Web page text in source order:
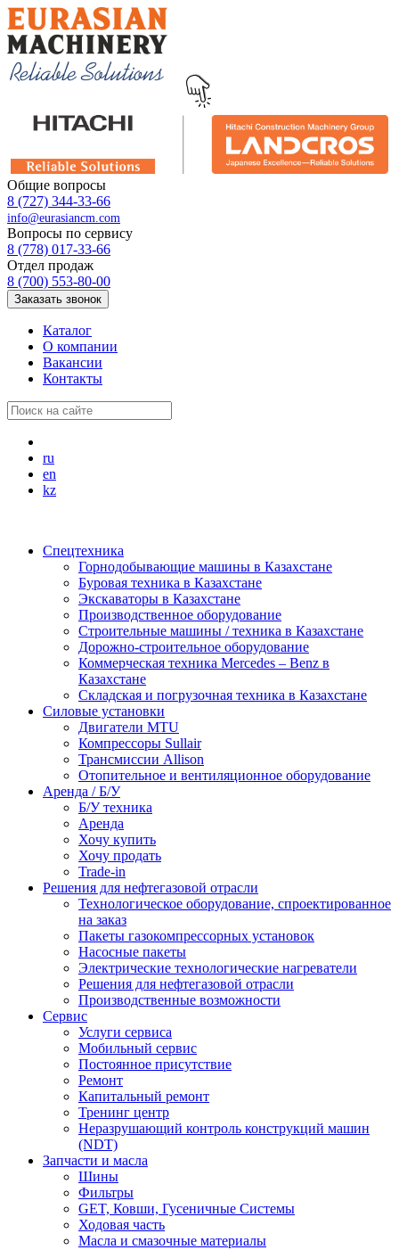
Общие вопросы
8 (727) 344-33-66
info@eurasiancm.com
Вопросы по сервису
8 (778) 017-33-66
Отдел продаж
8 (700) 553-80-00
Заказать звонок
Каталог
О компании
Вакансии
Контакты
ru
en
kz
Спецтехника
Горнодобывающие машины в Казахстане
Буровая техника в Казахстане
Экскаваторы в Казахстане
Производственное оборудование
Строительные машины / техника в Казахстане
Дорожно-строительное оборудование
Коммерческая техника Mercedes – Benz в
Казахстане
Складская и погрузочная техника в Казахстане
Силовые установки
Двигатели MTU
Компрессоры Sullair
Трансмиссии Allison
Отопительное и вентиляционное оборудование
Аренда / Б/У
Б/У техника
Аренда
Хочу купить
Хочу продать
Trade-in
Решения для нефтегазовой отрасли
Технологическое оборудование, спроектированное
на заказ
Пакеты газокомпрессорных установок
Насосные пакеты
Электрические технологические нагреватели
Решения для нефтегазовой отрасли
Производственные возможности
Сервис
Услуги сервиса
Мобильный сервис
Постоянное присутствие
Ремонт
Капитальный ремонт
Тренинг центр
Неразрушающий контроль конструкций машин
(NDT)
Запчасти и масла
Шины
Фильтры
GET, Ковши, Гусеничные Системы
Ходовая часть
Масла и смазочные материалы